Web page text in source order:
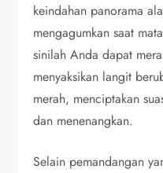
keindahan panorama
mengagumkan saat
sinilah Anda dapat
menyaksikan langit
merah, menciptakan
dan menenangkan.
Selain pemandangan